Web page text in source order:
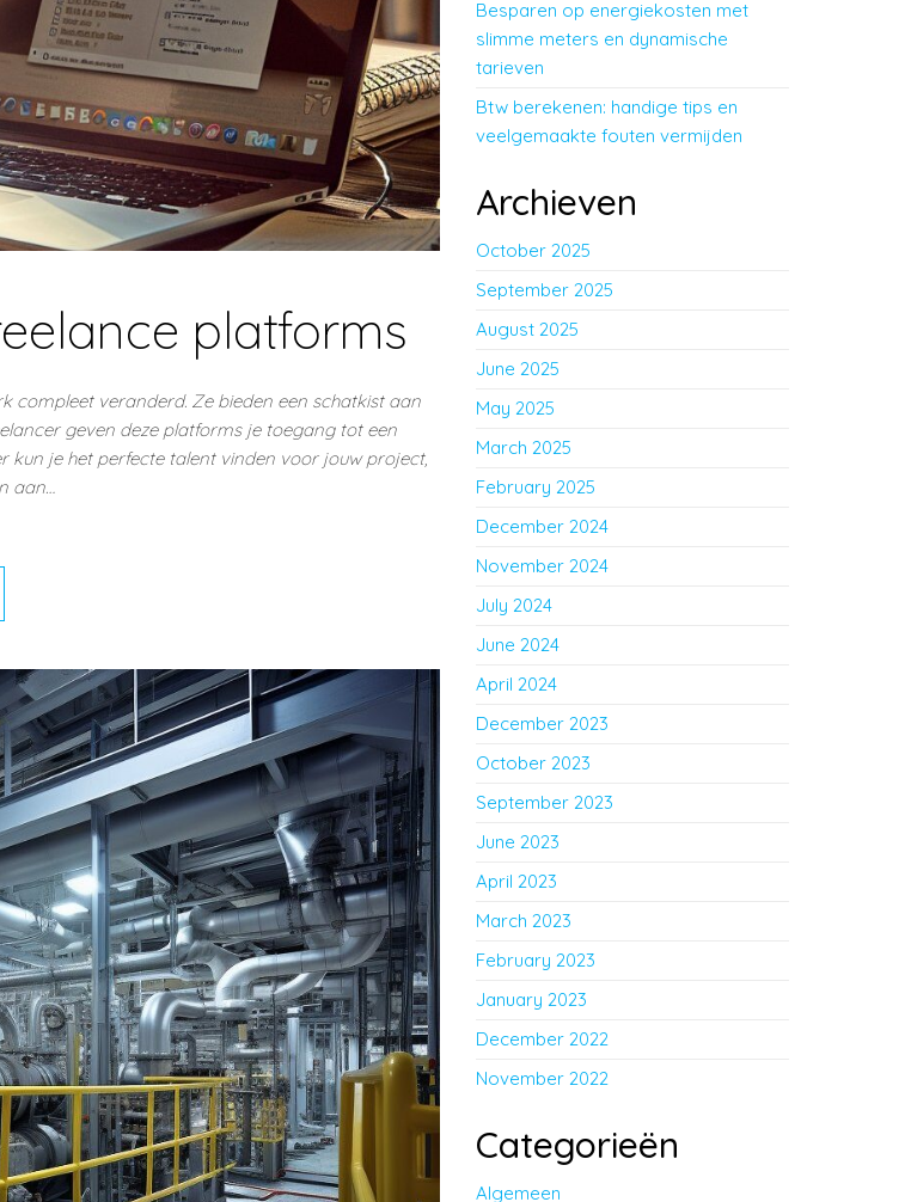
platforms
compleet veranderd. Ze bieden een schatkist aan
geven deze platforms je toegang tot een
je het perfecte talent vinden voor jouw project,
aan…
Besparen op energiekosten met
slimme meters en dynamische
tarieven
Btw berekenen: handige tips en
veelgemaakte fouten vermijden
Archieven
October 2025
September 2025
August 2025
June 2025
May 2025
March 2025
February 2025
December 2024
November 2024
July 2024
June 2024
April 2024
December 2023
October 2023
September 2023
June 2023
April 2023
March 2023
February 2023
January 2023
December 2022
November 2022
Categorieën
Algemeen